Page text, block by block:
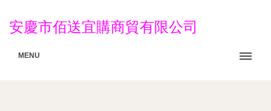
安慶市佰送宜購商貿有限公司
MENU